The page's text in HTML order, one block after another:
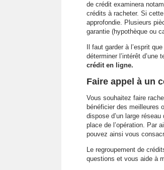
de crédit examinera
crédits à racheter. Si
approfondie. Plusieurs
garantie (hypothèque ou
Il faut garder à l’esprit
déterminer l’intérêt
crédit en ligne.
Faire appel à un
Vous souhaitez faire
bénéficier des meilleures
dispose d’un large
place de l’opération. Par
pouvez ainsi vous
Le regroupement de
questions et vous aide à